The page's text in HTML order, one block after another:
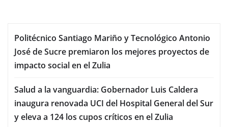
Politécnico Santiago Mariño y Tecnológico Antonio
José de Sucre premiaron los mejores proyectos de
impacto social en el Zulia
Salud a la vanguardia: Gobernador Luis Caldera
inaugura renovada UCI del Hospital General del Sur
y eleva a 124 los cupos críticos en el Zulia